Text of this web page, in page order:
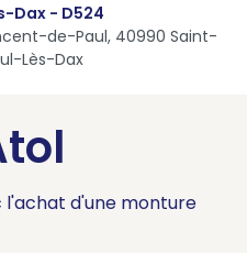
Dax - D524
de-Paul, 40990 Saint-
Lès-Dax
l'achat d'une monture